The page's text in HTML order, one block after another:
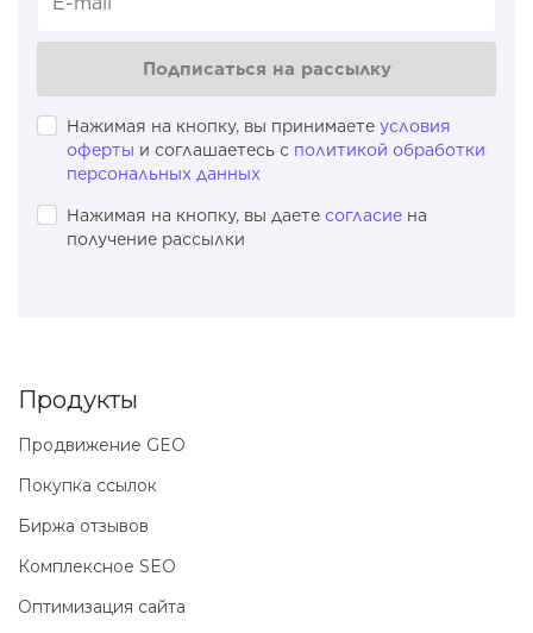
Подписаться на рассылку
Нажимая на кнопку, вы принимаете условия
оферты и соглашаетесь с политикой обработки
персональных данных
Нажимая на кнопку, вы даете согласие на
получение рассылки
Продукты
Продвижение GEO
Покупка ссылок
Биржа отзывов
Комплексное SEO
Оптимизация сайта